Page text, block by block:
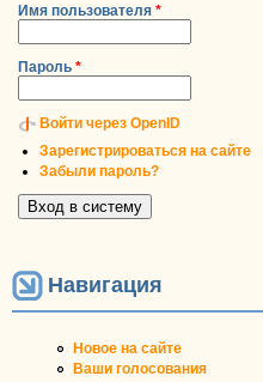
Имя пользователя *
Пароль *
Войти через OpenID
Зарегистрироваться на сайте
Забыли пароль?
Навигация
Новое на сайте
Ваши голосования